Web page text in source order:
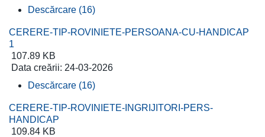
Descărcare (16)
CERERE-TIP-ROVINIETE-PERSOANA-CU-HANDICAP
1
107.89 KB
Data creării: 24-03-2026
Descărcare (16)
CERERE-TIP-ROVINIETE-INGRIJITORI-PERS-
HANDICAP
109.84 KB